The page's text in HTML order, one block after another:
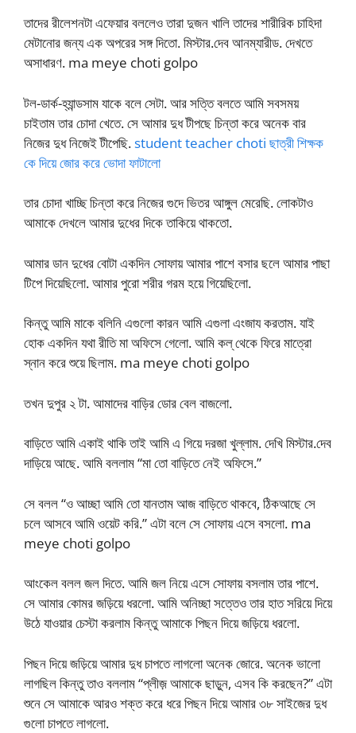
তাদের রীলেশনটা এফেয়ার বললেও তারা দুজন খালি তাদের শারীরিক চাহিদা
মেটানোর জন্য এক অপরের সঙ্গ দিতো. মিস্টার.দেব আনম্যারীড. দেখতে
অসাধারণ. ma meye choti golpo
টল-ডার্ক-হ্যান্ডসাম যাকে বলে সেটা. আর সত্তি বলতে আমি সবসময়
চাইতাম তার চোদা খেতে. সে আমার দুধ টীপছে চিন্তা করে অনেক বার
নিজের দুধ নিজেই টীপেছি.student teacher choti ছাত্রী শিক্ষক
কে দিয়ে জোর করে ভোদা ফাটালো
তার চোদা খাচ্ছি চিন্তা করে নিজের গুদে ভিতর আঙ্গুল মেরেছি. লোকটাও
আমাকে দেখলে আমার দুধের দিকে তাকিয়ে থাকতো.
আমার ডান দুধের বোটা একদিন সোফায় আমার পাশে বসার ছলে আমার পাছা
টিপে দিয়েছিলো. আমার পুরো শরীর গরম হয়ে গিয়েছিলো.
কিন্তু আমি মাকে বলিনি এগুলো কারন আমি এগুলা এংজায করতাম. যাই
হোক একদিন যথা রীতি মা অফিসে গেলো. আমি কল্ থেকে ফিরে মাত্রো
স্নান করে শুয়ে ছিলাম. ma meye choti golpo
তখন দুপুর ২ টা. আমাদের বাড়ির ডোর বেল বাজলো.
বাড়িতে আমি একাই থাকি তাই আমি এ গিয়ে দরজা খুল্লাম. দেখি মিস্টার.দেব
দাড়িয়ে আছে. আমি বললাম “মা তো বাড়িতে নেই অফিসে.”
সে বলল “ও আচ্ছা আমি তো যানতাম আজ বাড়িতে থাকবে, ঠিকআছে সে
চলে আসবে আমি ওয়েট করি.” এটা বলে সে সোফায় এসে বসলো. ma
meye choti golpo
আংকেল বলল জল দিতে. আমি জল নিয়ে এসে সোফায় বসলাম তার পাশে.
সে আমার কোমর জড়িয়ে ধরলো. আমি অনিচ্ছা সত্তেও তার হাত সরিয়ে দিয়ে
উঠে যাওয়ার চেস্টা করলাম কিন্তু আমাকে পিছন দিয়ে জড়িয়ে ধরলো.
পিছন দিয়ে জড়িয়ে আমার দুধ চাপতে লাগলো অনেক জোরে. অনেক ভালো
লাগছিল কিন্তু তাও বললাম “প্লীজ় আমাকে ছাড়ুন, এসব কি করছেন?” এটা
শুনে সে আমাকে আরও শক্ত করে ধরে পিছন দিয়ে আমার ৩৮ সাইজের দুধ
গুলো চাপতে লাগলো.